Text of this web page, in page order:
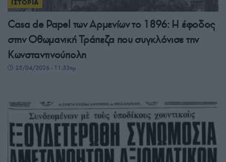
ΙΣΤΟΡΙΑ
Casa de Papel των Αρμενίων το 1896: Η έφοδος
στην Οθωμανική Τράπεζα που συγκλόνισε την
Κωνσταντινούπολη
25/04/2026 - 11:53πμ